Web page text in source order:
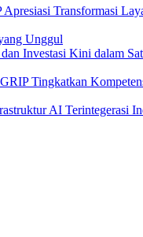
Apresiasi Transformasi
Unggul
Investasi Kini dalam
Tingkatkan